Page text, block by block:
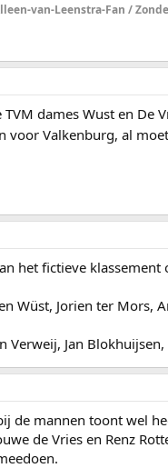
van-Leenstra-Fan /
TVM dames Wust en De
voor Valkenburg, al
het fictieve
Wüst, Jorien ter Mors,
Verweij, Jan
de mannen toont wel
de Vries en Renz